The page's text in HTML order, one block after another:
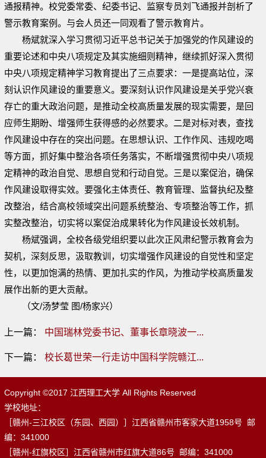
通报精神。校党委常委、纪委书记、监察专员刘飞通报并剖析了
警示教育案例。与会人员还一同观看了警示教育片。
杨斌就深入学习贯彻习近平总书记关于加强党的作风建设的
重要论述和中央八项规定及其实施细则精神，继续抓好深入贯彻
中央八项规定精神学习教育提出了三点要求：一是提高站位，深
刻认识作风建设的重要意义。要深刻认识作风建设是关乎党兴衰
存亡的重大政治问题，是推动全校高质量发展的现实需要，是回
应师生期盼、增强师生获得感的必然要求。二是对标对表，查找
作风建设中存在的突出问题。在思想认识、工作作风、违规吃喝
等方面，抓好集中整治各项任务落实，不断增强贯彻中央八项规
定精神的政治自觉、思想自觉和行动自觉。三是以案促治，确保
作风建设取得实效。要强化主体责任、教育管理、监督执纪及整
改整治，结合高校领域突出问题系统整治、专项整治等工作，抓
实整改整治，切实将以案促治成果转化为作风建设长效机制。
杨斌强调，全校各级党组织要以此次正风肃纪警示教育会为
契机，深刻反思，汲取教训，切实增强作风建设的自觉性和坚定
性，以更加饱满的热情、更加扎实的作风，为推动学校高质量发
展作出新的更大贡献。
（文/汤梦莹 图/杨家兴）
上一篇： 中国瑞林党委书记、董事长章晓波一...
下一篇： 校长葛世荣一行走访中国科学院赣江...
Copyright ©2017 江西理工大学 All Rights Reserved
学校地址：
［赣州-三江校区（东园、西园）］江西省赣州市客家大道1958号 邮
编：341000
［赣州-红旗校区］江西省赣州市红旗大道86号 邮编：341000